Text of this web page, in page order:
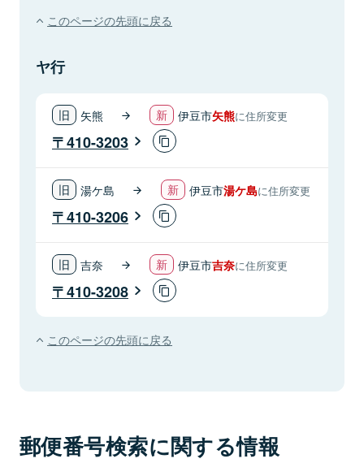
このページの先頭に戻る
ヤ行
矢熊 伊豆市矢熊に住所変更
410-3203
湯ケ島 伊豆市湯ケ島に住所変更
410-3206
吉奈 伊豆市吉奈に住所変更
410-3208
このページの先頭に戻る
郵便番号検索に関する情報